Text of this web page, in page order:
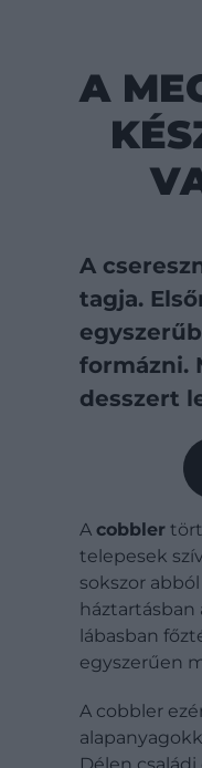
A
A
tagja.
formázni.
desszert
A cobbler
telepesek
sokszor
háztartásban
lábasban
egyszerűen
A cobbler